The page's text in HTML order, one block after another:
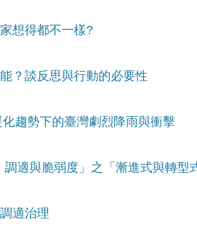
想得都不一樣?
？談反思與行動的必要性
趨勢下的臺灣劇烈降雨與衝擊
適與脆弱度」之「漸進式與轉型
適治理